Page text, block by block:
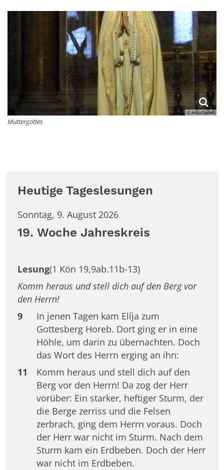
© Anita Donell
Muttergottes
Heutige Tageslesungen
Sonntag, 9. August 2026
19. Woche Jahreskreis
Lesung(1 Kön 19,9ab.11b-13)
Komm heraus und stell dich auf den Berg vor
den Herrn!
9
In jenen Tagen kam Elíja zum
Gottesberg Horeb. Dort ging er in eine
Höhle, um darin zu übernachten. Doch
das Wort des Herrn erging an ihn:
11
Komm heraus und stell dich auf den
Berg vor den Herrn! Da zog der Herr
vorüber: Ein starker, heftiger Sturm, der
die Berge zerriss und die Felsen
zerbrach, ging dem Herrn voraus. Doch
der Herr war nicht im Sturm. Nach dem
Sturm kam ein Erdbeben. Doch der Herr
war nicht im Erdbeben.